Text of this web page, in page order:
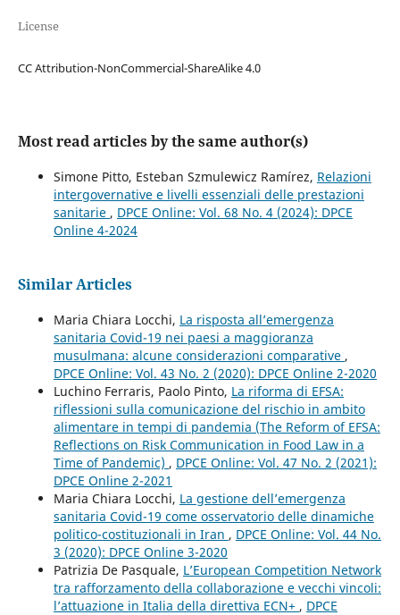
License
CC Attribution-NonCommercial-ShareAlike 4.0
Most read articles by the same author(s)
Simone Pitto, Esteban Szmulewicz Ramírez, Relazioni
intergovernative e livelli essenziali delle prestazioni
sanitarie , DPCE Online: Vol. 68 No. 4 (2024): DPCE
Online 4-2024
Similar Articles
Maria Chiara Locchi, La risposta all’emergenza
sanitaria Covid-19 nei paesi a maggioranza
musulmana: alcune considerazioni comparative ,
DPCE Online: Vol. 43 No. 2 (2020): DPCE Online 2-2020
Luchino Ferraris, Paolo Pinto, La riforma di EFSA:
riflessioni sulla comunicazione del rischio in ambito
alimentare in tempi di pandemia (The Reform of EFSA:
Reflections on Risk Communication in Food Law in a
Time of Pandemic) , DPCE Online: Vol. 47 No. 2 (2021):
DPCE Online 2-2021
Maria Chiara Locchi, La gestione dell’emergenza
sanitaria Covid-19 come osservatorio delle dinamiche
politico-costituzionali in Iran , DPCE Online: Vol. 44 No.
3 (2020): DPCE Online 3-2020
Patrizia De Pasquale, L’European Competition Network
tra rafforzamento della collaborazione e vecchi vincoli:
l’attuazione in Italia della direttiva ECN+ , DPCE